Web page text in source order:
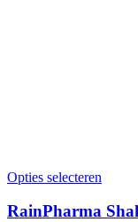
Opties selecteren
RainPharma